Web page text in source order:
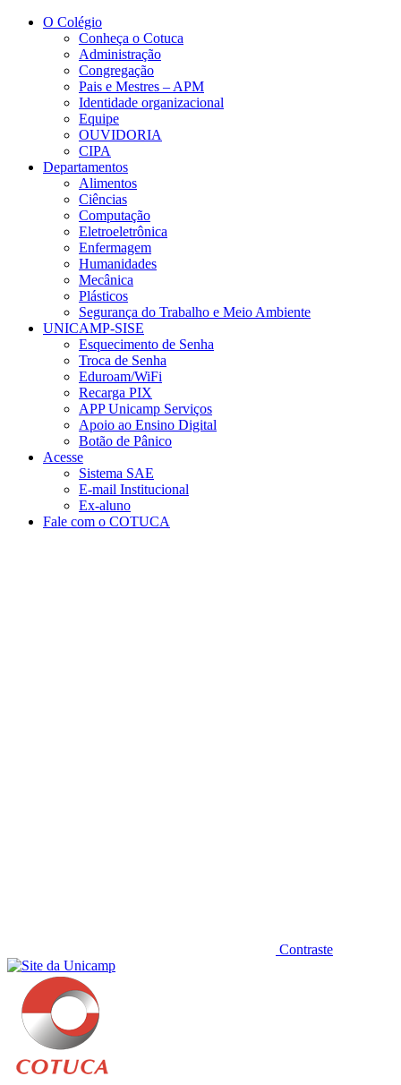
Conteúdo principal
O Colégio
Conheça o Cotuca
Administração
Congregação
Pais e Mestres – APM
Identidade organizacional
Equipe
OUVIDORIA
CIPA
Departamentos
Alimentos
Ciências
Computação
Eletroeletrônica
Enfermagem
Humanidades
Mecânica
Plásticos
Segurança do Trabalho e Meio Ambiente
UNICAMP-SISE
Esquecimento de Senha
Troca de Senha
Eduroam/WiFi
Recarga PIX
APP Unicamp Serviços
Apoio ao Ensino Digital
Botão de Pânico
Acesse
Sistema SAE
E-mail Institucional
Ex-aluno
Fale com o COTUCA
Contraste